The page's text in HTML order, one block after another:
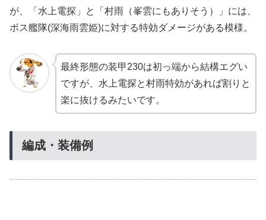
が、「水上電探」と「村雨（峯雲にもありそう）」には、
ボス艦隊(深海雨雲姫)に対する特効ダメージがある模様。
最終形態の装甲230は初っ端から結構エグい
ですが、水上電探と村雨特効があれば割りと
楽に抜けるみたいです。
編成・装備例